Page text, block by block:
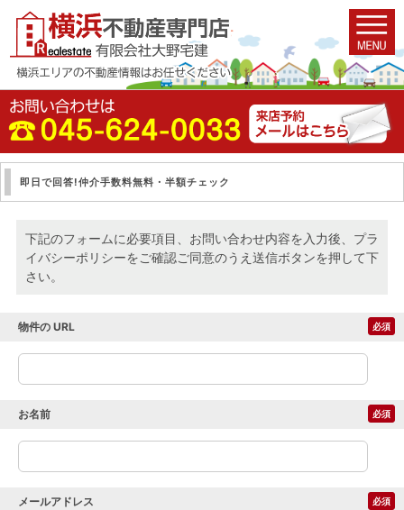
即日で回答!仲介手数料無料・半額チェック
下記のフォームに必要項目、お問い合わせ内容を入力後、プラ
イバシーポリシーをご確認ご同意のうえ送信ボタンを押して下
さい。
物件の URL 必須
お名前 必須
メールアドレス 必須